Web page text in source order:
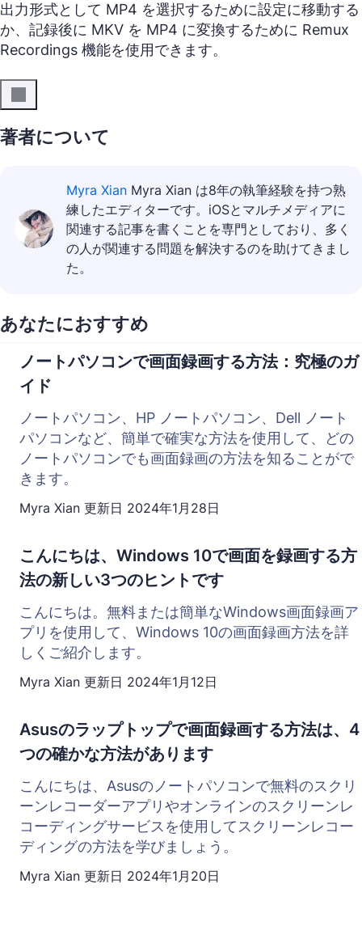
出力形式として MP4 を選択するために設定に移動する
か、記録後に MKV を MP4 に変換するために Remux
Recordings 機能を使用できます。
著者について
Myra Xian Myra Xian は8年の執筆経験を持つ熟
練したエディターです。iOSとマルチメディアに
関連する記事を書くことを専門としており、多く
の人が関連する問題を解決するのを助けてきまし
た。
あなたにおすすめ
ノートパソコンで画面録画する方法：究極のガ
イド
ノートパソコン、HP ノートパソコン、Dell ノート
パソコンなど、簡単で確実な方法を使用して、どの
ノートパソコンでも画面録画の方法を知ることがで
きます。
Myra Xian 更新日 2024年1月28日
こんにちは、Windows 10で画面を録画する方
法の新しい3つのヒントです
こんにちは。無料または簡単なWindows画面録画ア
プリを使用して、Windows 10の画面録画方法を詳
しくご紹介します。
Myra Xian 更新日 2024年1月12日
Asusのラップトップで画面録画する方法は、4
つの確かな方法があります
こんにちは、Asusのノートパソコンで無料のスクリ
ーンレコーダーアプリやオンラインのスクリーンレ
コーディングサービスを使用してスクリーンレコー
ディングの方法を学びましょう。
Myra Xian 更新日 2024年1月20日